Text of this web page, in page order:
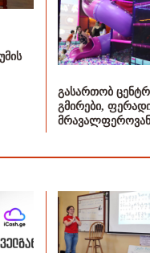
გასართობ
გმირები,